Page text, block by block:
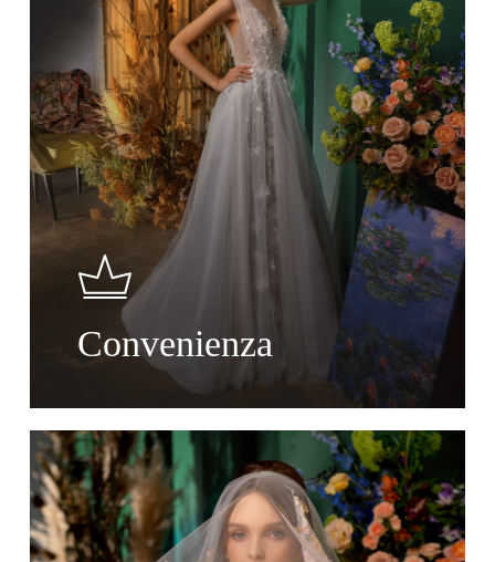
Convenienza